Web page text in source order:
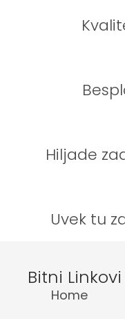
Hiljade
Uvek tu
Bitni Linkovi
Home